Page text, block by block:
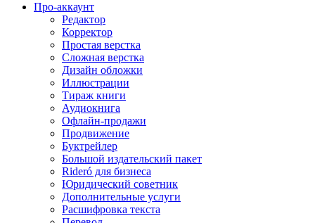
Про-аккаунт
Редактор
Корректор
Простая верстка
Сложная верстка
Дизайн обложки
Иллюстрации
Тираж книги
Аудиокнига
Офлайн-продажи
Продвижение
Буктрейлер
Большой издательский пакет
Rideró для бизнеса
Юридический советник
Дополнительные услуги
Расшифровка текста